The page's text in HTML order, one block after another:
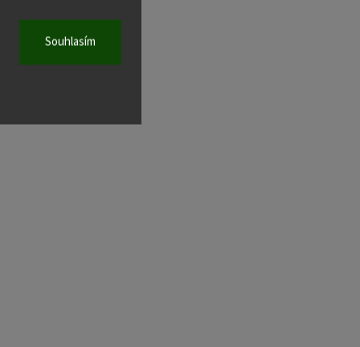
Souhlasím